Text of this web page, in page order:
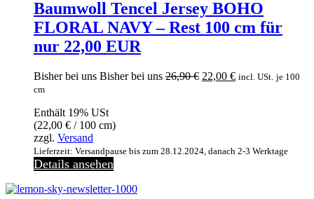
Baumwoll Tencel Jersey BOHO
FLORAL NAVY – Rest 100 cm für
nur 22,00 EUR
Bisher bei uns Bisher bei uns 26,90€ Ursprünglicher
22,00 €Aktueller
incl. USt. je 100
cm
Enthält 19% USt
(22,00 € / 100 cm)
zzgl. Versand
Lieferzeit: Versandpause bis zum 28.12.2024, danach 2-3 Werktage
Details ansehen